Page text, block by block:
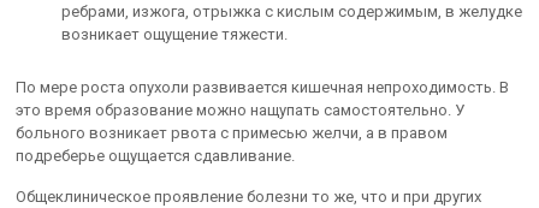
ребрами, изжога, отрыжка с кислым содержимым, в желудке
возникает ощущение тяжести.
По мере роста опухоли развивается кишечная непроходимость. В
это время образование можно нащупать самостоятельно. У
больного возникает рвота с примесью желчи, а в правом
подреберье ощущается сдавливание.
Общеклиническое проявление болезни то же, что и при других